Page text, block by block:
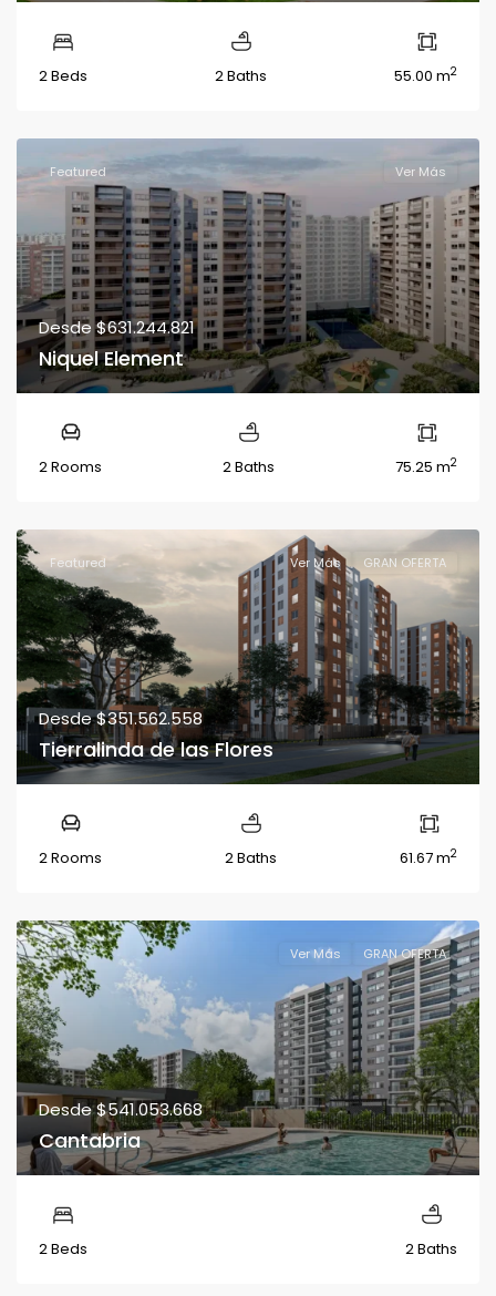
2 Beds 2 Baths 55.00 m2
Featured Ver Más
Desde$631.244.821
Niquel Element
2 Rooms 2 Baths 75.25 m2
Featured Ver Más GRAN OFERTA
Desde$351.562.558
Tierralinda de las Flores
2 Rooms 2 Baths 61.67 m2
Ver Más GRAN OFERTA
Desde$541.053.668
Cantabria
2 Beds 2 Baths